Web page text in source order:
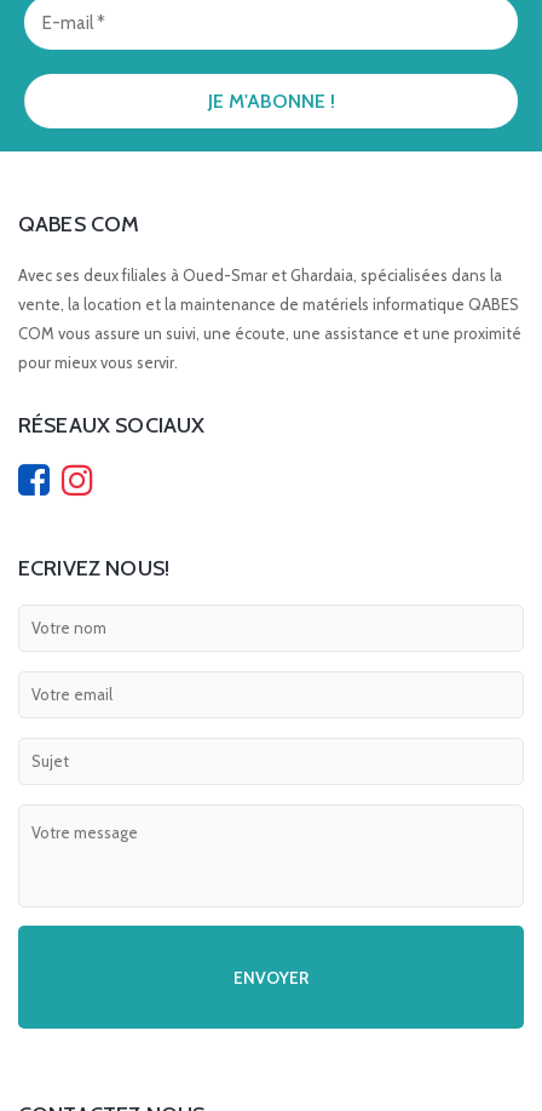
QABES COM
Avec ses deux filiales à Oued-Smar et Ghardaia, spécialisées dans la
vente, la location et la maintenance de matériels informatique QABES
COM vous assure un suivi, une écoute, une assistance et une proximité
pour mieux vous servir.
RÉSEAUX SOCIAUX
ECRIVEZ NOUS!